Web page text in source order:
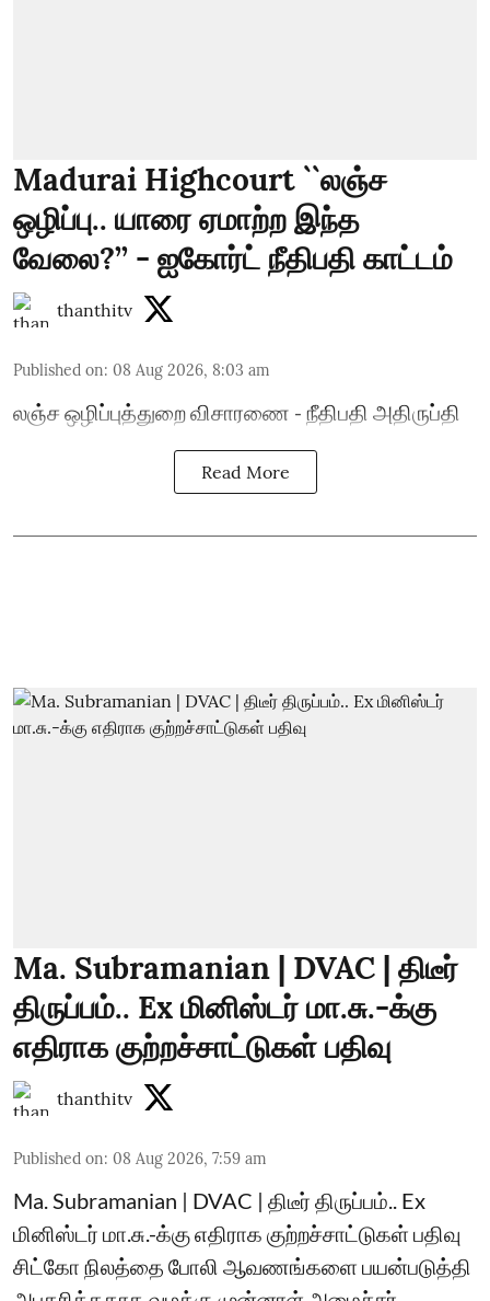
Madurai Highcourt ``லஞ்ச
ஒழிப்பு.. யாரை ஏமாற்ற இந்த
வேலை?’’ - ஐகோர்ட் நீதிபதி காட்டம்
thanthitv
Published on: 08 Aug 2026, 8:03 am
லஞ்ச ஒழிப்புத்துறை விசாரணை - நீதிபதி அதிருப்தி
Read More
Ma. Subramanian | DVAC | திடீர்
திருப்பம்.. Ex மினிஸ்டர் மா.சு.-க்கு
எதிராக குற்றச்சாட்டுகள் பதிவு
thanthitv
Published on: 08 Aug 2026, 7:59 am
Ma. Subramanian | DVAC | திடீர் திருப்பம்.. Ex
மினிஸ்டர் மா.சு.-க்கு எதிராக குற்றச்சாட்டுகள் பதிவு
சிட்கோ நிலத்தை போலி ஆவணங்களை பயன்படுத்தி